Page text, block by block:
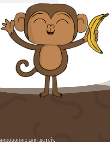
для детей.